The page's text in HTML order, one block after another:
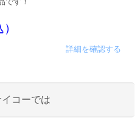
詳細を確認する
コーでは